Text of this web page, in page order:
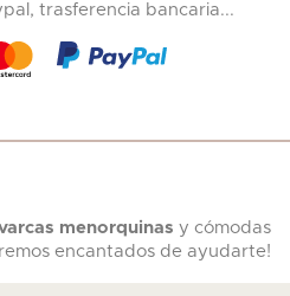
trasferencia bancaria...
menorquinas y cómodas
encantados de ayudarte!